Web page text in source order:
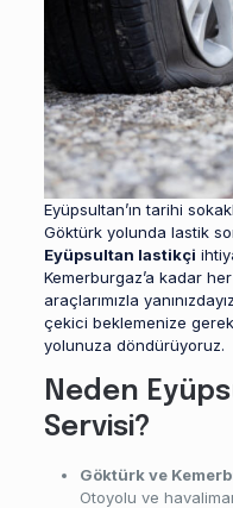
Eyüpsultan’ın tarihi
Göktürk yolunda lastik
Eyüpsultan lastikçi
Kemerburgaz’a kadar
araçlarımızla
çekici beklemenize
yolunuza döndürüyoruz.
Neden
Servisi?
Göktürk ve
Otoyolu ve